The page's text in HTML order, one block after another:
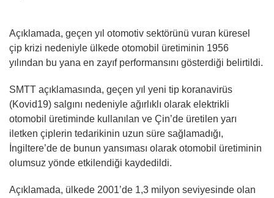
Açıklamada, geçen yıl otomotiv sektörünü vuran küresel
çip krizi nedeniyle ülkede otomobil üretiminin 1956
yılından bu yana en zayıf performansını gösterdiği belirtildi.
SMTT açıklamasında, geçen yıl yeni tip koranavirüs
(Kovid19) salgını nedeniyle ağırlıklı olarak elektrikli
otomobil üretiminde kullanılan ve Çin’de üretilen yarı
iletken çiplerin tedarikinin uzun süre sağlamadığı,
İngiltere’de de bunun yansıması olarak otomobil üretiminin
olumsuz yönde etkilendiği kaydedildi.
Açıklamada, ülkede 2001’de 1,3 milyon seviyesinde olan